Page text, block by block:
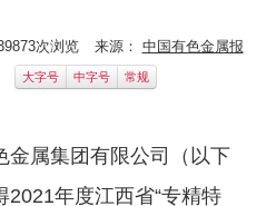
次浏览 来源： 中国有色金属报
大字号 中字号 常规
金属集团有限公司（以下
年度江西省“专精特